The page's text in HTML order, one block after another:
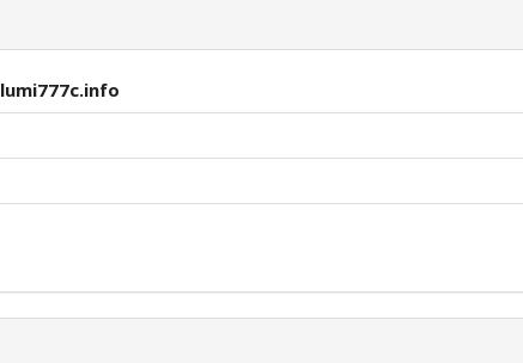
lumi777c.info